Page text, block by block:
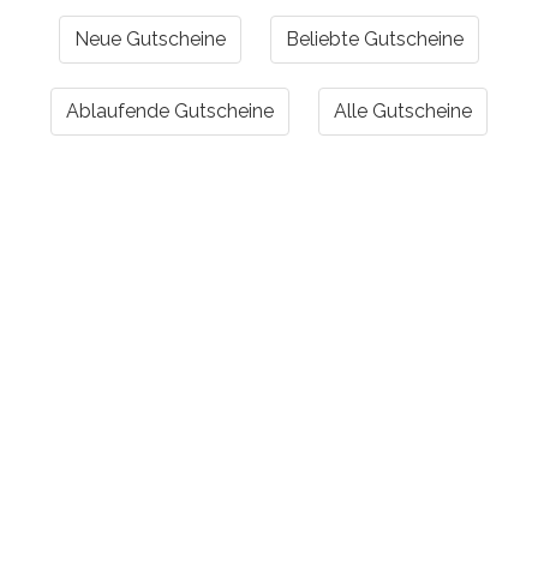
Neue Gutscheine Beliebte Gutscheine
Ablaufende Gutscheine Alle Gutscheine